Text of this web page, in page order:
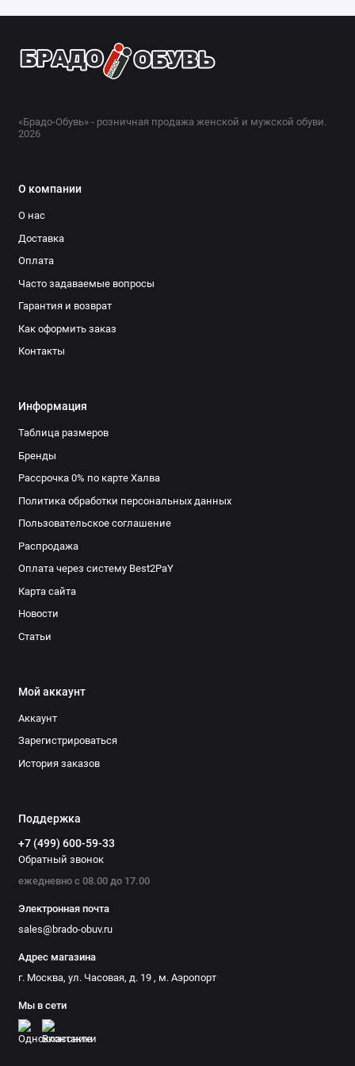
«Брадо-Обувь» - розничная продажа женской и мужской обуви.
2026
О компании
О нас
Доставка
Оплата
Часто задаваемые вопросы
Гарантия и возврат
Как оформить заказ
Контакты
Информация
Таблица размеров
Бренды
Рассрочка 0% по карте Халва
Политика обработки персональных данных
Пользовательское соглашение
Распродажа
Оплата через систему Best2PaY
Карта сайта
Новости
Статьи
Мой аккаунт
Аккаунт
Зарегистрироваться
История заказов
Поддержка
+7 (499) 600-59-33
Обратный звонок
ежедневно с 08.00 до 17.00
Электронная почта
sales@brado-obuv.ru
Адрес магазина
г. Москва, ул. Часовая, д. 19 , м. Аэропорт
Мы в сети